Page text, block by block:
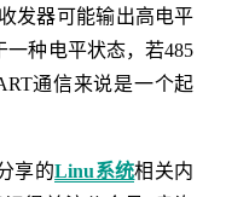
发器可能输出高电平
种电平状态，若485
通信来说是一个起
享的Linu系统相关内